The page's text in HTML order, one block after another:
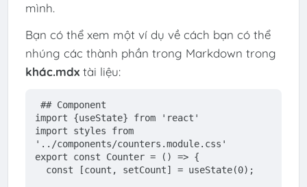
mình.
Bạn có thể xem một ví dụ về cách bạn có thể
nhúng các thành phần trong Markdown trong
khác.mdxtài liệu:
## Component
import {useState} from 'react'
import styles from
'../components/counters.module.css'
export const Counter = () => {
const [count, setCount] = useState(0);